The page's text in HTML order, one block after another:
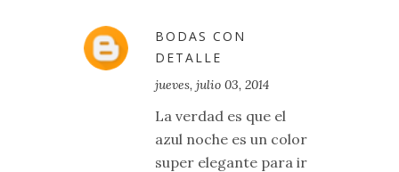
BODAS CON
DETALLE
jueves, julio 03, 2014
La verdad es que el
azul noche es un color
super elegante para ir